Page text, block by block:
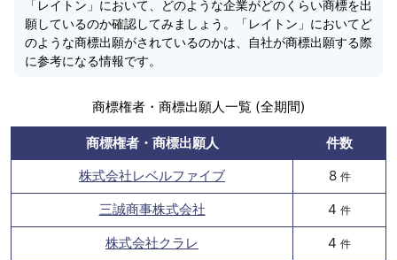
「レイトン」において、どのような企業がどのくらい商標を出
願しているのか確認してみましょう。「レイトン」においてど
のような商標出願がされているのかは、自社が商標出願する際
に参考になる情報です。
商標権者・商標出願人一覧 (全期間)
商標権者・商標出願人
件数
株式会社レベルファイブ
8 件
三誠商事株式会社 4 件
株式会社クラレ 4 件